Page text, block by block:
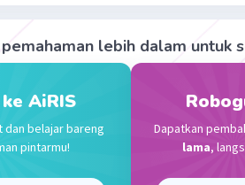
42
08:36
tidak membuang sampah
lebih dalam untuk
AiRIS
dan belajar bareng
pintarmu!
Dapatkan
lama,